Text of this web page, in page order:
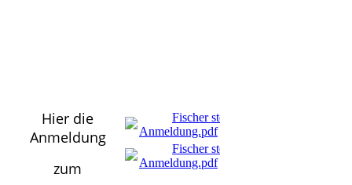
Hier die
Anmeldung
zum
Fischer stechen
Anmeldung.pdf(354.02KB)
Fischer stechen
Anmeldung.pdf(354.02KB)